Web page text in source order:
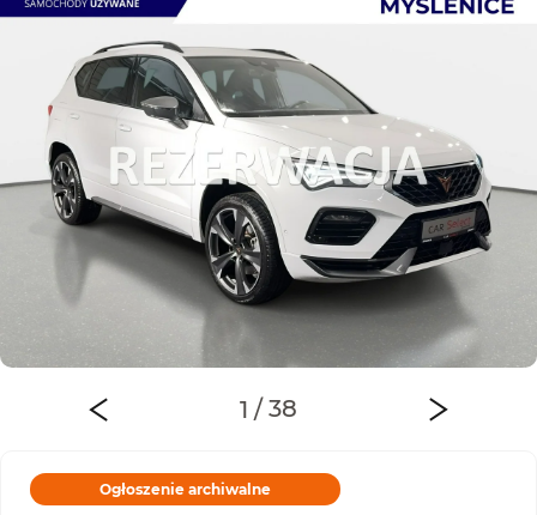
Ogłoszenie archiwalne